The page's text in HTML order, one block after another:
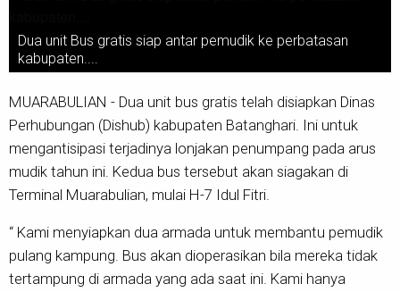
Dua unit Bus gratis siap antar pemudik ke perbatasan
kabupaten....
MUARABULIAN - Dua unit bus gratis telah disiapkan Dinas
Perhubungan (Dishub) kabupaten Batanghari. Ini untuk
mengantisipasi terjadinya lonjakan penumpang pada arus
mudik tahun ini. Kedua bus tersebut akan siagakan di
Terminal Muarabulian, mulai H-7 Idul Fitri.
“ Kami menyiapkan dua armada untuk membantu pemudik
pulang kampung. Bus akan dioperasikan bila mereka tidak
tertampung di armada yang ada saat ini. Kami hanya